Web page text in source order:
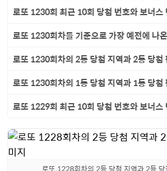
로또 1230회 최근 10회 당첨 번호와 보너스
로또 1230회차를 기준으로 가장 예전에 나
로또 1230회차의 2등 당첨 지역과 2등 당첨
로또 1230회차의 1등 당첨 지역과 1등 당첨
로또 1229회 최근 10회 당첨 번호와 보너스
로또 1228회차의 2등 당첨 지역과 2등 당